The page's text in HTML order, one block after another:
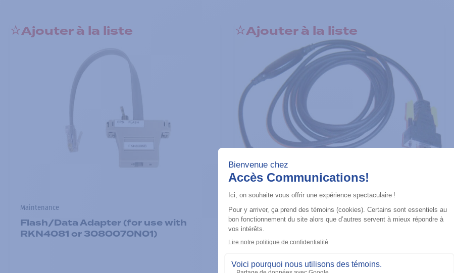
Ajouter à la liste
Maintenance
Flash/Data Adapter (for use with
RKN4081 or 3080070N01)
Ajouter à la liste
Maintenance
Adapter Cable (for use with
AARKN4083)